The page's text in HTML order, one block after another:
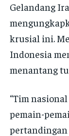
Gelandang
krusial ini.
Indonesia
menantang
“Tim
pemain-